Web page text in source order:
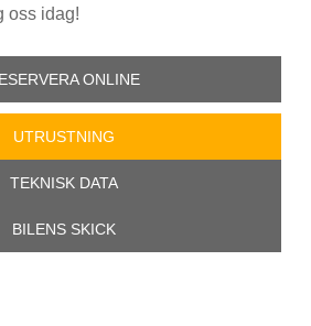
oss idag!
ONLINE
UTRUSTNING
TEKNISK DATA
BILENS SKICK